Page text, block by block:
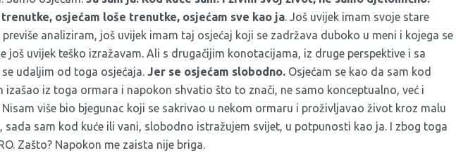
osjećam loše trenutke, osjećam sve kao ja. Još uvijek imam svoje stare
previše analiziram, još uvijek imam taj osjećaj koji se zadržava duboko u meni i kojega se
još uvijek teško izražavam. Ali s drugačijim konotacijama, iz druge perspektive i sa
udaljim od toga osjećaja. Jer se osjećam slobodno. Osjećam se kao da sam kod
izašao iz toga ormara i napokon shvatio što to znači, ne samo konceptualno, već i
više bio bjegunac koji se sakrivao u nekom ormaru i proživljavao život kroz malu
sada sam kod kuće ili vani, slobodno istražujem svijet, u potpunosti kao ja. I zbog toga
Zašto? Napokon me zaista nije briga.